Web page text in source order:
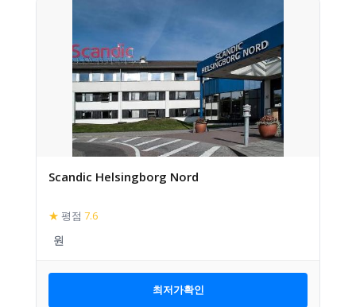
Scandic Helsingborg Nord
★ 평점 7.6
최저가확인